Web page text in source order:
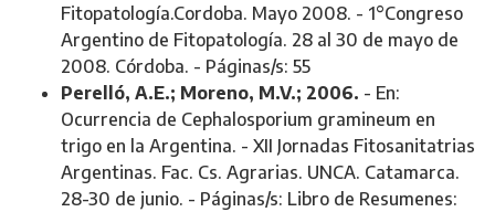
Fitopatología.Cordoba. Mayo 2008. - 1°Congreso
Argentino de Fitopatología. 28 al 30 de mayo de
2008. Córdoba. - Páginas/s: 55
Perelló, A.E.; Moreno, M.V.; 2006. - En:
Ocurrencia de Cephalosporium gramineum en
trigo en la Argentina. - XII Jornadas Fitosanitatrias
Argentinas. Fac. Cs. Agrarias. UNCA. Catamarca.
28-30 de junio. - Páginas/s: Libro de Resumenes: